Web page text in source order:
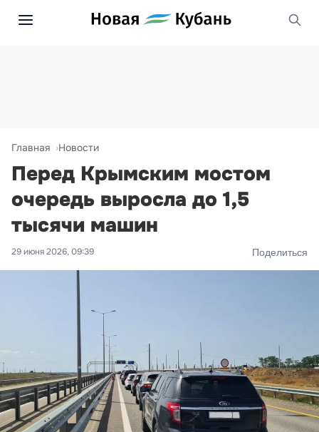
Главная Новости
Перед Крымским мостом
очередь выросла до 1,5
тысячи машин
29 июня 2026, 09:39 Поделиться